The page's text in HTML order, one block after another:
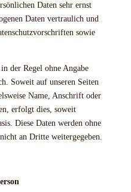
Daten sehr ernst
Daten vertraulich und
sowie
der Regel ohne Angabe
Soweit auf unseren Seiten
Name, Anschrift oder
erfolgt dies, soweit
Diese Daten werden ohne
an Dritte weitergegeben.